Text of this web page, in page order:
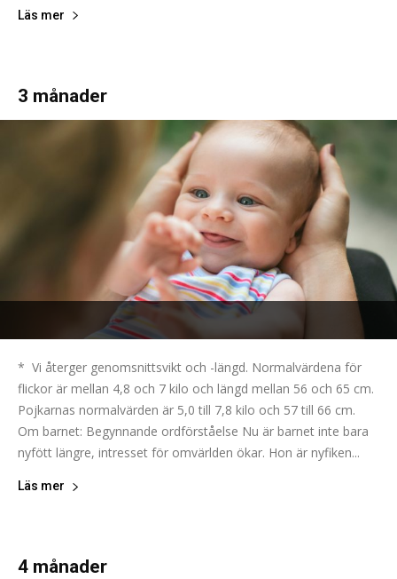
Läs mer
3 månader
* Vi återger genomsnittsvikt och -längd. Normalvärdena för
flickor är mellan 4,8 och 7 kilo och längd mellan 56 och 65 cm.
Pojkarnas normalvärden är 5,0 till 7,8 kilo och 57 till 66 cm.
Om barnet: Begynnande ordförståelse Nu är barnet inte bara
nyfött längre, intresset för omvärlden ökar. Hon är nyfiken...
Läs mer
4 månader